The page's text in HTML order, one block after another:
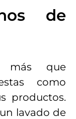
de
más que
como
productos.
lavado de